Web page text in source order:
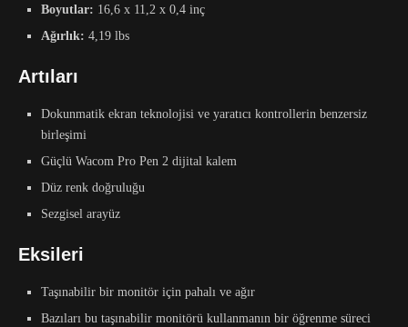
Boyutlar: 16,6 x 11,2 x 0,4 inç
Ağırlık: 4,19 lbs
Artıları
Dokunmatik ekran teknolojisi ve yaratıcı kontrollerin benzersiz
birleşimi
Güçlü Wacom Pro Pen 2 dijital kalem
Düz renk doğruluğu
Sezgisel arayüz
Eksileri
Taşınabilir bir monitör için pahalı ve ağır
Bazıları bu taşınabilir monitörü kullanmanın bir öğrenme süreci